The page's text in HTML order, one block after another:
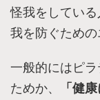
怪我をしてい
我を防ぐための
一般的にはピ
ためか、
「健